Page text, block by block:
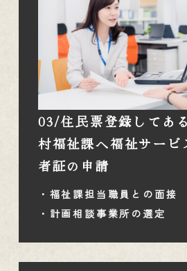
03/住民票登録してあ
村福祉課へ福祉サービ
者証の申請
・福祉課担当職員との面接
・計画相談事業所の選定